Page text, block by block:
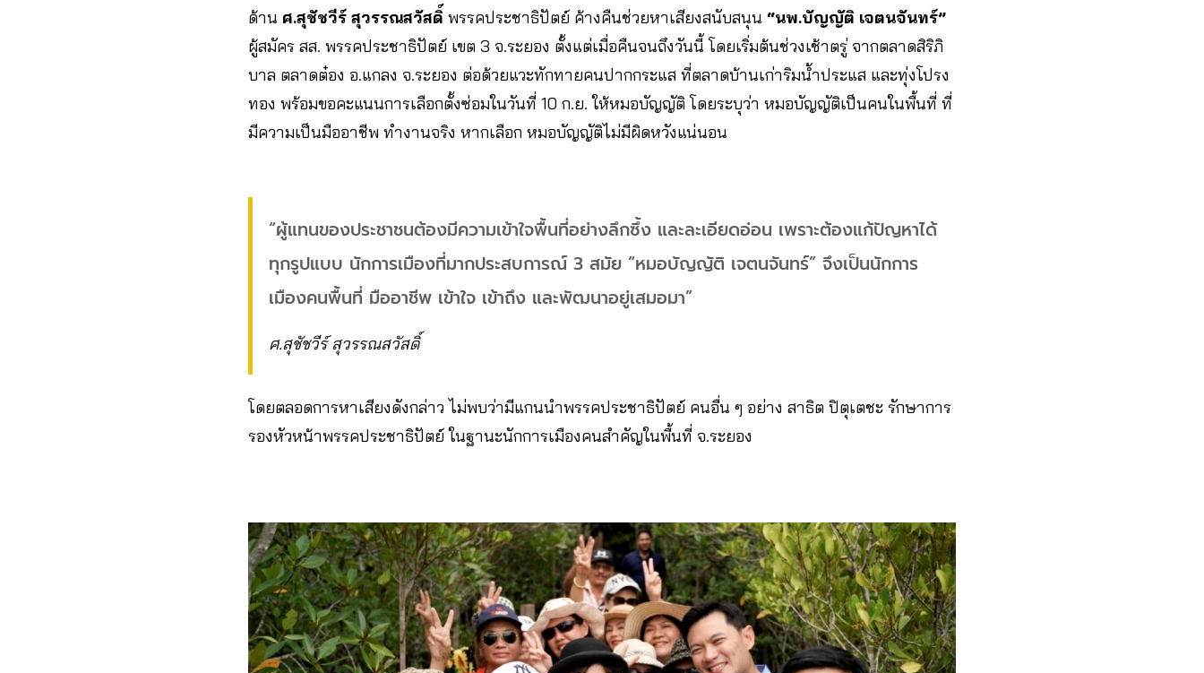
ด้าน ศ.สุชัชวีร์ สุวรรณสวัสดิ์ พรรคประชาธิปัตย์ ค้างคืนช่วยหาเสียงสนับสนุน “นพ.บัญญัติ เจตนจันทร์”
ผู้สมัคร สส. พรรคประชาธิปัตย์ เขต 3 จ.ระยอง ตั้งแต่เมื่อคืนจนถึงวันนี้ โดยเริ่มต้นช่วงเช้าตรู่ จากตลาดสิริภิ
บาล ตลาดต๋อง อ.แกลง จ.ระยอง ต่อด้วยแวะทักทายคนปากกระแส ที่ตลาดบ้านเก่าริมน้ำประแส และทุ่งโปรง
ทอง พร้อมขอคะแนนการเลือกตั้งซ่อมในวันที่ 10 ก.ย. ให้หมอบัญญัติ โดยระบุว่า หมอบัญญัติเป็นคนในพื้นที่ ที่
มีความเป็นมืออาชีพ ทำงานจริง หากเลือก หมอบัญญัติไม่มีผิดหวังแน่นอน
“ผู้แทนของประชาชนต้องมีความเข้าใจพื้นที่อย่างลึกซึ้ง และละเอียดอ่อน เพราะต้องแก้ปัญหาได้
ทุกรูปแบบ นักการเมืองที่มากประสบการณ์ 3 สมัย “หมอบัญญัติ เจตนจันทร์” จึงเป็นนักการ
เมืองคนพื้นที่ มืออาชีพ เข้าใจ เข้าถึง และพัฒนาอยู่เสมอมา”
ศ.สุชัชวีร์ สุวรรณสวัสดิ์
โดยตลอดการหาเสียงดังกล่าว ไม่พบว่ามีแกนนำพรรคประชาธิปัตย์ คนอื่น ๆ อย่าง สาธิต ปิตุเตชะ รักษาการ
รองหัวหน้าพรรคประชาธิปัตย์ ในฐานะนักการเมืองคนสำคัญในพื้นที่ จ.ระยอง